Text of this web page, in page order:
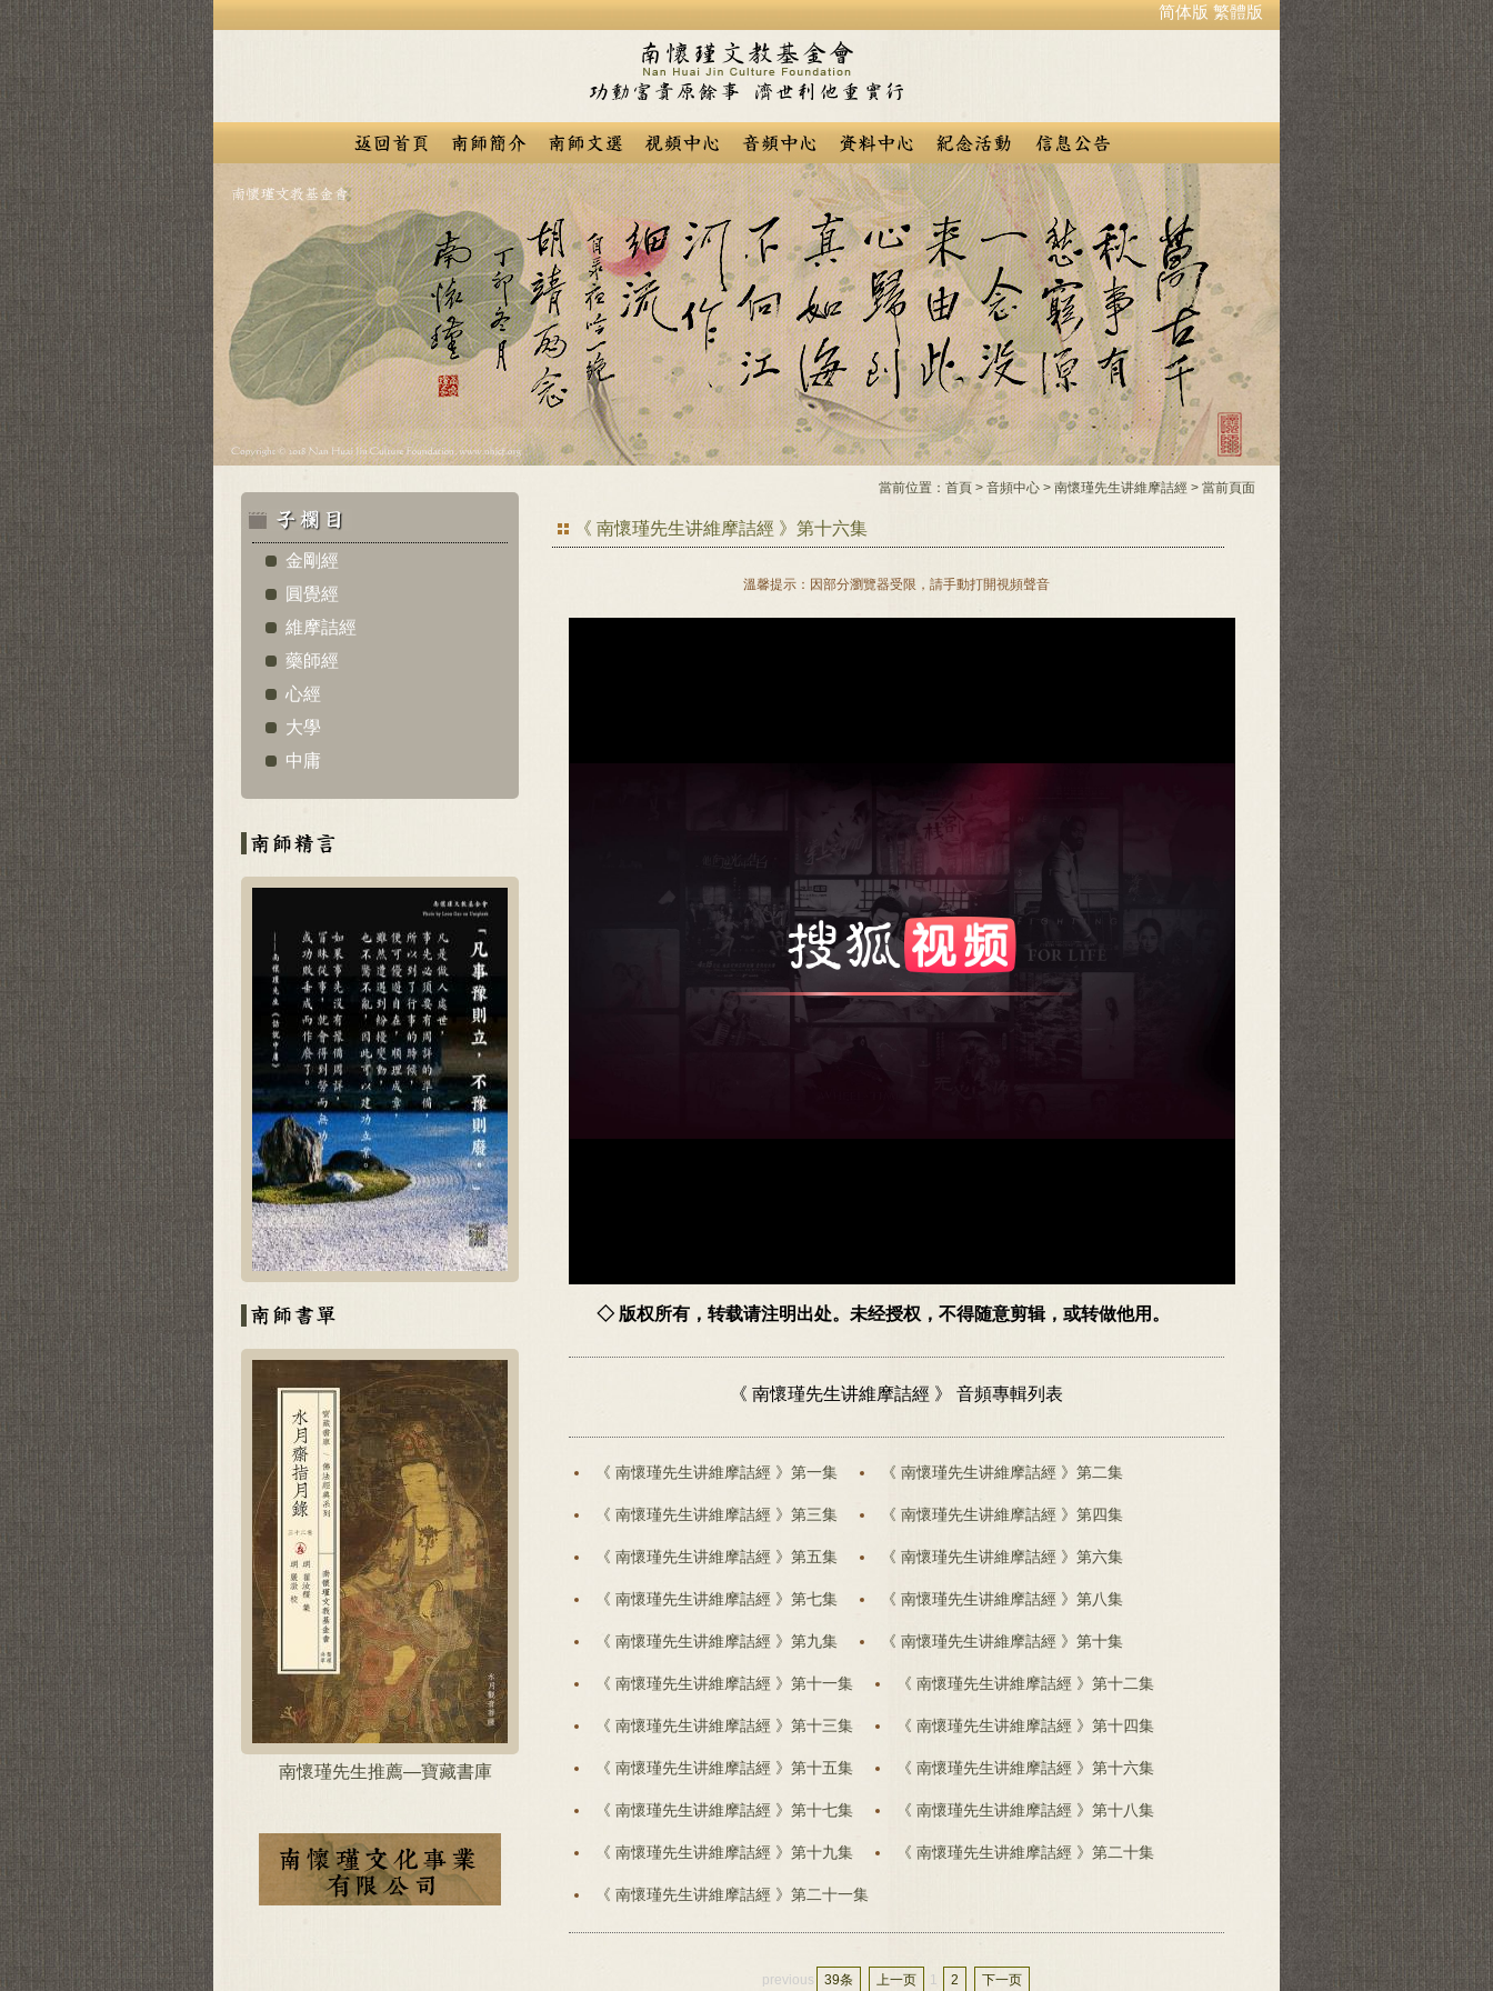
简体版 繁體版
金剛經
圓覺經
維摩詰經
藥師經
心經
大學
中庸
南懷瑾先生推薦—寶藏書庫
當前位置： 首頁 > 音頻中心 > 南懷瑾先生讲維摩詰經 > 當前頁面
《 南懷瑾先生讲維摩詰經 》第十六集
溫馨提示：因部分瀏覽器受限，請手動打開視頻聲音
◇ 版权所有，转载请注明出处。未经授权，不得随意剪辑，或转做他用。
《 南懷瑾先生讲維摩詰經 》 音頻專輯列表
《 南懷瑾先生讲維摩詰經 》第一集 《 南懷瑾先生讲維摩詰經 》第二集
《 南懷瑾先生讲維摩詰經 》第三集 《 南懷瑾先生讲維摩詰經 》第四集
《 南懷瑾先生讲維摩詰經 》第五集 《 南懷瑾先生讲維摩詰經 》第六集
《 南懷瑾先生讲維摩詰經 》第七集 《 南懷瑾先生讲維摩詰經 》第八集
《 南懷瑾先生讲維摩詰經 》第九集 《 南懷瑾先生讲維摩詰經 》第十集
《 南懷瑾先生讲維摩詰經 》第十一集 《 南懷瑾先生讲維摩詰經 》第十二集
《 南懷瑾先生讲維摩詰經 》第十三集 《 南懷瑾先生讲維摩詰經 》第十四集
《 南懷瑾先生讲維摩詰經 》第十五集 《 南懷瑾先生讲維摩詰經 》第十六集
《 南懷瑾先生讲維摩詰經 》第十七集 《 南懷瑾先生讲維摩詰經 》第十八集
《 南懷瑾先生讲維摩詰經 》第十九集 《 南懷瑾先生讲維摩詰經 》第二十集
《 南懷瑾先生讲維摩詰經 》第二十一集
previous 39条 上一页 1 2 下一页